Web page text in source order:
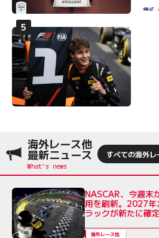
海外レース他
最新ニュース すべての海外
NASCAR、今週末
用を刷新。2027年
ラックが新たに確定
海外レース他